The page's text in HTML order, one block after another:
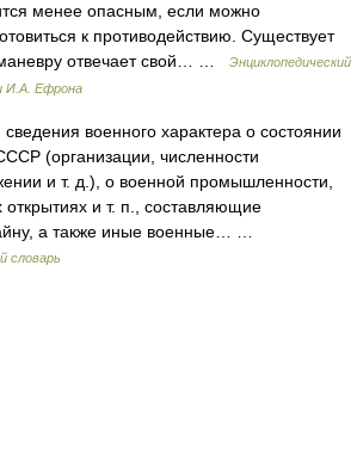
менее опасным, если можно
к противодействию. Существует
отвечает свой… …
Энциклопедический
И.А. Ефрона
военного характера о состоянии
(организации, численности
и т. д.), о военной промышленности,
открытиях и т. п., составляющие
а также иные военные… …
словарь